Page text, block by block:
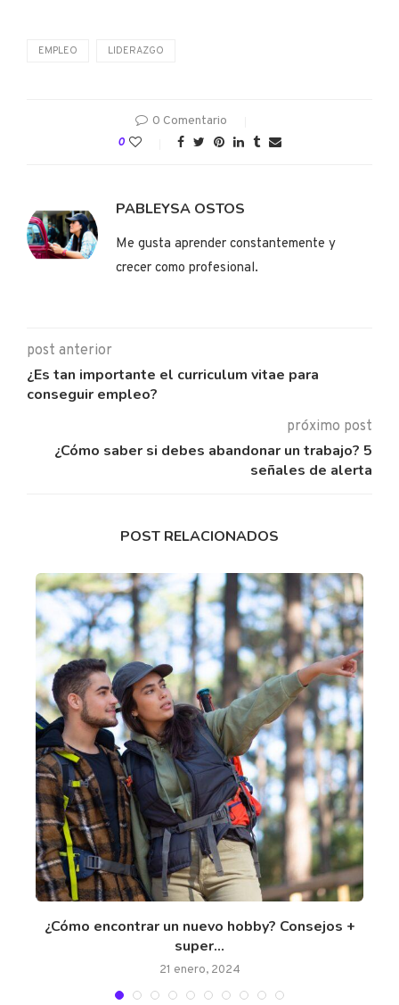
EMPLEO LIDERAZGO
0 Comentario
0
PABLEYSA OSTOS
Me gusta aprender constantemente y
crecer como profesional.
post anterior
¿Es tan importante el curriculum vitae para
conseguir empleo?
próximo post
¿Cómo saber si debes abandonar un trabajo? 5
señales de alerta
POST RELACIONADOS
¿Cómo encontrar un nuevo hobby? Consejos +
super...
21 enero, 2024